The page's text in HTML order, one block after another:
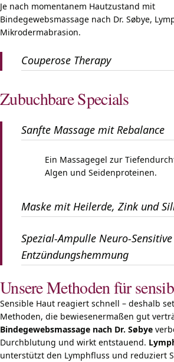
Je nach momentanem Hautzustand mit
Bindegewebsmassage nach Dr. Søbye,
Mikrodermabrasion.
Couperose Therapy
Zubuchbare Specials
Sanfte Massage mit Rebalance
Ein Massagegel zur
Algen und Seidenproteinen.
Maske mit Heilerde, Zink und
Spezial-Ampulle Neuro-
Entzündungshemmung
Unsere Methoden für
Sensible Haut reagiert schnell – deshalb
Methoden, die bewiesenermaßen gut
Bindegewebsmassage nach Dr. Søbye
Durchblutung und wirkt entstauend.
unterstützt den Lymphfluss und reduziert